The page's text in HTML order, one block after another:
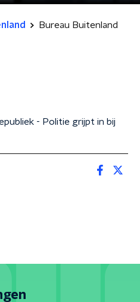
Bureau Buitenland
- Politie grijpt in bij